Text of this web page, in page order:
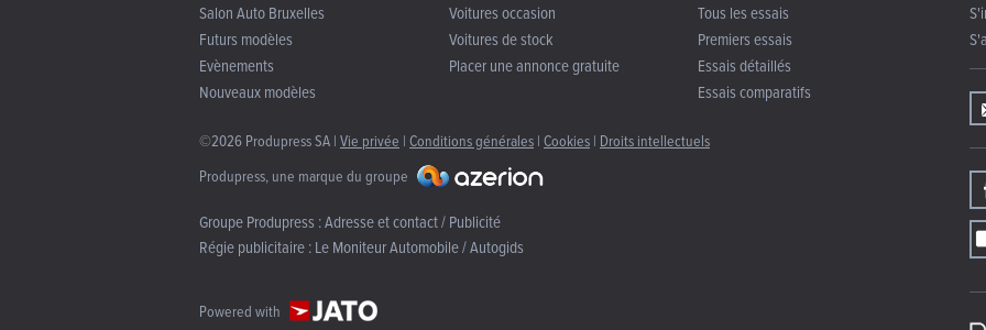
Salon Auto Bruxelles
Futurs modèles
Evènements
Nouveaux modèles
Voitures occasion
Voitures de stock
Placer une annonce gratuite
Tous les essais
Premiers essais
Essais détaillés
Essais comparatifs
©2026 Produpress SA | Vie privée | Conditions générales | Cookies | Droits intellectuels
Produpress, une marque du groupe
Groupe Produpress :Adresse et contact / Publicité
Régie publicitaire :Le Moniteur Automobile / Autogids
Powered with